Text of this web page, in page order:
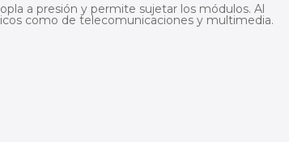
a presión y permite sujetar los módulos. Al
como de telecomunicaciones y multimedia.